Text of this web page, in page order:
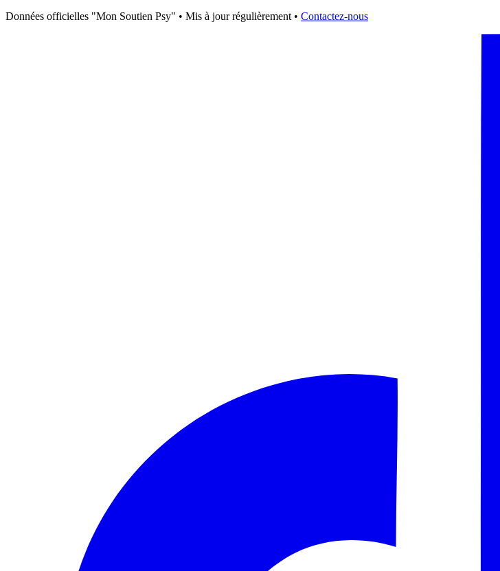
Données officielles "Mon Soutien Psy" • Mis à jour régulièrement • Contactez-nous